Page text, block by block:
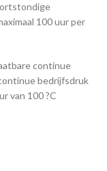
100 uur per
continue
bedrijfsdruk
van 100 ?C